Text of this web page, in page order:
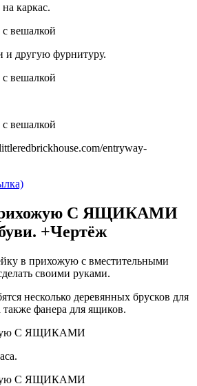
каркас.
и другую фурнитуру.
entryway-
С ЯЩИКАМИ
+Чертёж
в прихожую с вместительными
своими руками.
несколько деревянных брусков для
фанера для ящиков.